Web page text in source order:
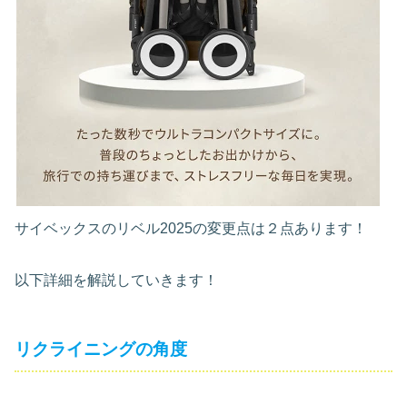
サイベックスのリベル2025の変更点は２点あります！
以下詳細を解説していきます！
リクライニングの角度